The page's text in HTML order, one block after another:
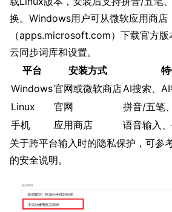
换。Windows用户可从微软应用商店
（apps.microsoft.com）下载官方
云同步词库和设置。
平台
安装方式
Windows官网或微软商店AI搜索、
Linux
官网
拼音/五笔
手机
应用商店
语音输入
关于跨平台输入时的隐私保护，可参
的安全说明。